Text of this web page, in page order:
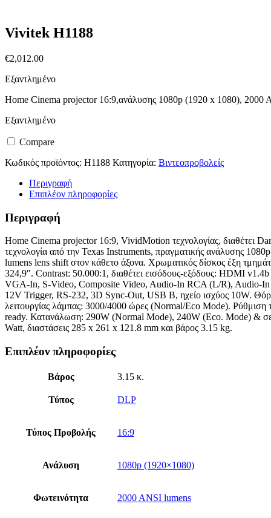
Vivitek H1188
€2,012.00
Εξαντλημένο
Home Cinema projector 16:9,ανάλυσης 1080p (1920 x 1080), 2000
Εξαντλημένο
Compare
Κωδικός προϊόντος: H1188 Κατηγορία: Βιντεοπροβολείς
Περιγραφή
Επιπλέον πληροφορίες
Περιγραφή
Home Cinema projector 16:9, VividMotion τεχνολογίας, διαθέτει
τεχνολογία από την Texas Instruments, πραγματικής ανάλυσης
lumens lens shift στον κάθετο άξονα. Χρωματικός δίσκος έξη
324,9″. Contrast: 50.000:1, διαθέτει εισόδους-εξόδους: HDMI
VGA-In, S-Video, Composite Video, Audio-In RCA (L/R), Audio-
12V Trigger, RS-232, 3D Sync-Out, USB B, ηχείο ισχύος 10W.
λειτουργίας λάμπας: 3000/4000 ώρες (Normal/Eco Mode). Ρύθμιση
ready. Κατανάλωση: 290W (Normal Mode), 240W (Eco. Mode) &
Watt, διαστάσεις 285 x 261 x 121.8 mm και βάρος 3.15 kg.
Επιπλέον πληροφορίες
Βάρος 3.15 κ.
Τύπος DLP
Τύπος Προβολής 16:9
Ανάλυση 1080p (1920×1080)
Φωτεινότητα 2000 ANSI lumens